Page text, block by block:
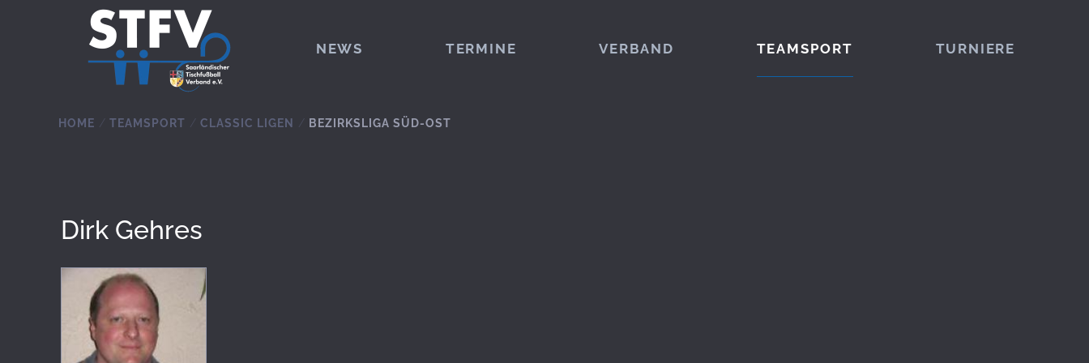
Zum Hauptinhalt springen
NEWS TERMINE VERBAND TEAMSPORT TURNIERE
HOME TEAMSPORT CLASSIC LIGEN BEZIRKSLIGA SÜD-OST
Dirk Gehres